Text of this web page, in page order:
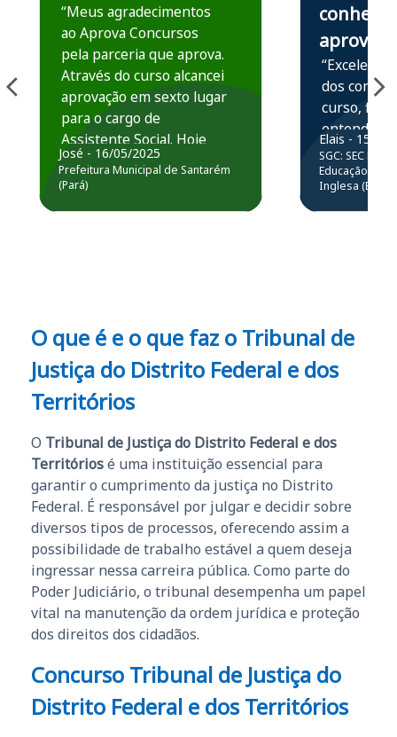
“Meus agradecimentos
ao Aprova Concursos
pela parceria que aprova.
Através do curso alcancei
aprovação em sexto lugar
para o cargo de
Assistente Social. Hoje
estou atuando na
Prefeitura de Santarém.
José - 16/05/2025
Prefeitura Municipal de Santarém
(Pará)
conhece,
aprova
“Excelente
dos
curso,
entender e
prática
resolução
questões.”
Elais - 15/07/
SGC: SEC BA
Educação
Inglesa (Edital
O que é e o que faz o Tribunal de
Justiça do Distrito Federal e dos
Territórios
O Tribunal de Justiça do Distrito Federal e dos
Territóriosé uma instituição essencial para
garantir o cumprimento da justiça no Distrito
Federal. É responsável por julgar e decidir sobre
diversos tipos de processos, oferecendo assim a
possibilidade de trabalho estável a quem deseja
ingressar nessa carreira pública. Como parte do
Poder Judiciário, o tribunal desempenha um papel
vital na manutenção da ordem jurídica e proteção
dos direitos dos cidadãos.
Concurso Tribunal de Justiça do
Distrito Federal e dos Territórios